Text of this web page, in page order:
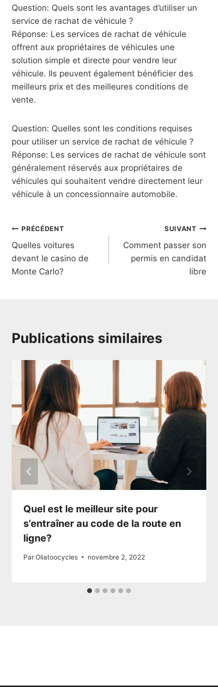
Question: Quels sont les avantages d’utiliser un
service de rachat de véhicule ?
Réponse: Les services de rachat de véhicule
offrent aux propriétaires de véhicules une
solution simple et directe pour vendre leur
véhicule. Ils peuvent également bénéficier des
meilleurs prix et des meilleures conditions de
vente.
Question: Quelles sont les conditions requises
pour utiliser un service de rachat de véhicule ?
Réponse: Les services de rachat de véhicule sont
généralement réservés aux propriétaires de
véhicules qui souhaitent vendre directement leur
véhicule à un concessionnaire automobile.
Navigation
de
l’article
PRÉCÉDENT
Quelles voitures
devant le casino de
Monte Carlo?
SUIVANT
Comment passer son
permis en candidat
libre
Publications similaires
Quel est le meilleur site pour
s’entraîner au code de la route en
ligne?
ParOliatoocycles novembre 2, 2022